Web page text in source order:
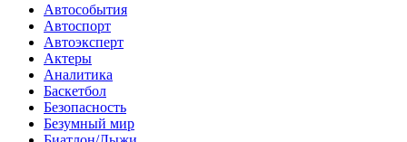
Автособытия
Автоспорт
Автоэксперт
Актеры
Аналитика
Баскетбол
Безопасность
Безумный мир